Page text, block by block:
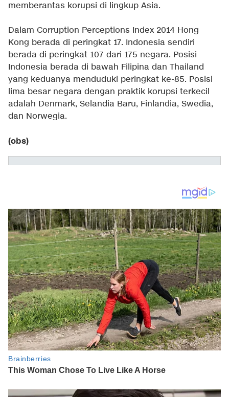
memberantas korupsi di lingkup Asia.
Dalam Corruption Perceptions Index 2014 Hong
Kong berada di peringkat 17. Indonesia sendiri
berada di peringkat 107 dari 175 negara. Posisi
Indonesia berada di bawah Filipina dan Thailand
yang keduanya menduduki peringkat ke-85. Posisi
lima besar negara dengan praktik korupsi terkecil
adalah Denmark, Selandia Baru, Finlandia, Swedia,
dan Norwegia.
(obs)